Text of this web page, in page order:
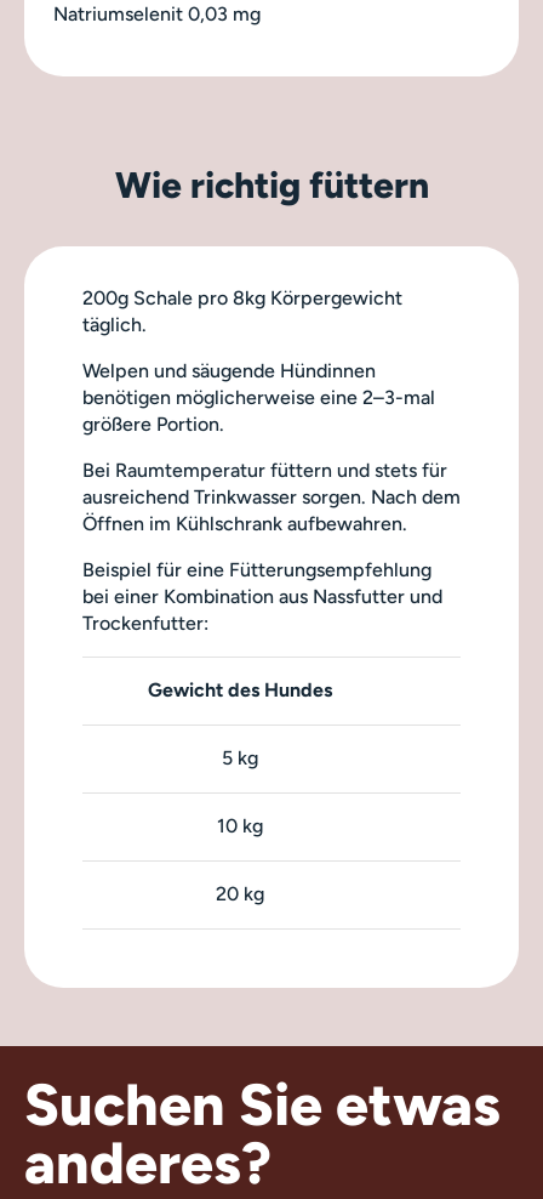
Natriumselenit 0,03 mg
Wie richtig füttern
200g Schale pro 8kg Körpergewicht
täglich.
Welpen und säugende Hündinnen
benötigen möglicherweise eine 2–3-mal
größere Portion.
Bei Raumtemperatur füttern und stets für
ausreichend Trinkwasser sorgen. Nach dem
Öffnen im Kühlschrank aufbewahren.
Beispiel für eine Fütterungsempfehlung
bei einer Kombination aus Nassfutter und
Trockenfutter:
Gewicht des Hundes
5 kg
10 kg
20 kg
Suchen Sie etwas
anderes?